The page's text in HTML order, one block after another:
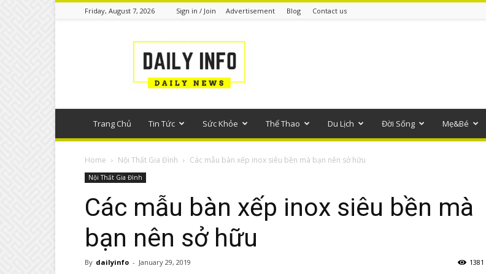
Friday, August 7, 2026 Sign in / Join Advertisement Blog Contact us
thông
Trang Chủ Tin Tức Sức Khỏe Thể Thao Du Lịch Đời Sống Mẹ&Bé
Home Nội Thất Gia Đình Các mẫu bàn xếp inox siêu bền mà bạn nên sở hữu
Nội Thất Gia Đình
Các mẫu bàn xếp inox siêu bền mà
bạn nên sở hữu
By dailyinfo - January 29, 2019 1381